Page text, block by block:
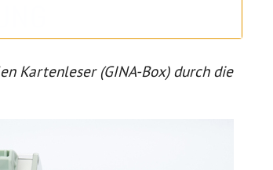
Kartenleser (GINA-Box) durch die